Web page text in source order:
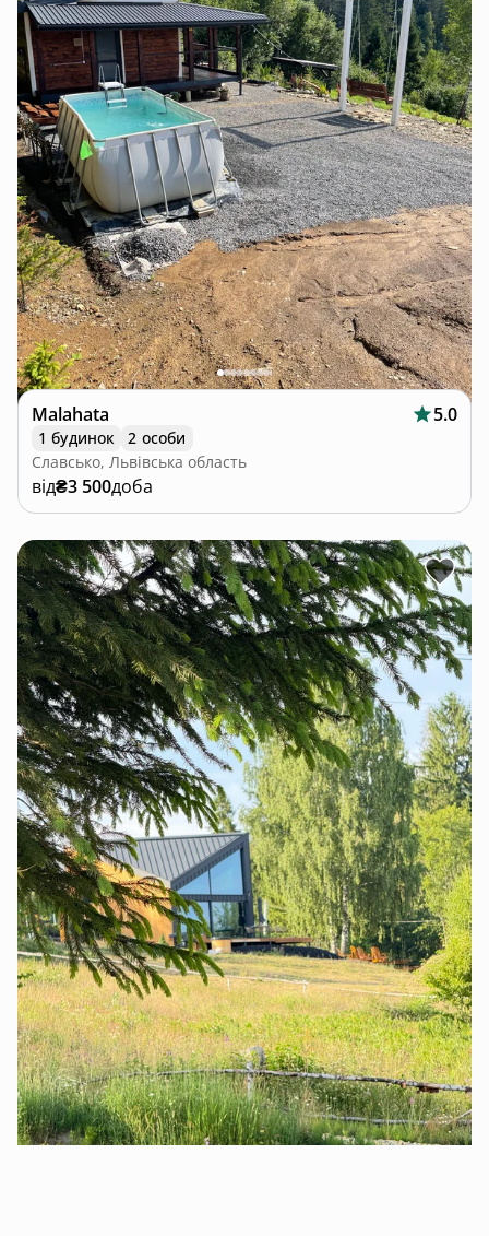
(2шт.), тапочки, халати.
🔹️На вулиці є кілька зон для відпочинку: простора
тераса, альтанка з BBQ-зоною, облаштоване
вогнище, парковка. Будиночок знаходиться на схилі,
тож взимку можна весело провести час катаючись
на санчатах ☺️
Якщо мрієш відпочити в гармонії з природою та
тиші, тоді тобі до нас☺️
Malahata 5.0
1 будинок
2 особи
Славсько, Львівська область
від₴3 500доба